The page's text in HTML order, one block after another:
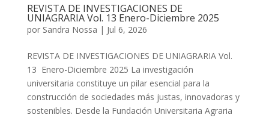
REVISTA DE INVESTIGACIONES DE
UNIAGRARIA Vol. 13 Enero-Diciembre 2025
por Sandra Nossa | Jul 6, 2026
REVISTA DE INVESTIGACIONES DE UNIAGRARIA Vol.
13 Enero-Diciembre 2025 La investigación
universitaria constituye un pilar esencial para la
construcción de sociedades más justas, innovadoras y
sostenibles. Desde la Fundación Universitaria Agraria